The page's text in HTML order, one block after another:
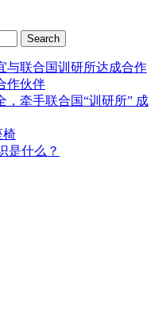
与联合国训研所达成合作
作伙伴
，牵手联合国“训研所” 成
椅
是什么？